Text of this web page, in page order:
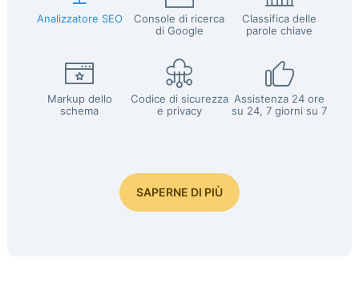
Analizzatore SEO
Console di ricerca
di Google
Classifica delle
parole chiave
Markup dello
schema
Codice di sicurezza
e privacy
Assistenza 24 ore
su 24, 7 giorni su 7
SAPERNE DI PIÙ